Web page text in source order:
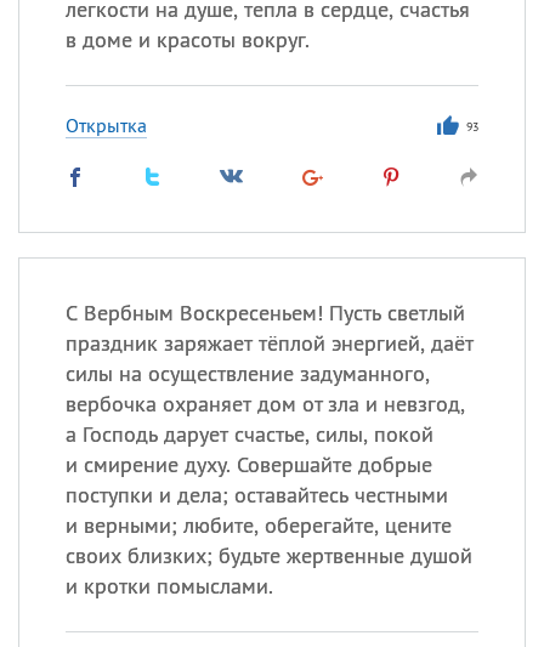
легкости на душе, тепла в сердце, счастья
в доме и красоты вокруг.
Открытка 93
С Вербным Воскресеньем! Пусть светлый
праздник заряжает тёплой энергией, даёт
силы на осуществление задуманного,
вербочка охраняет дом от зла и невзгод,
а Господь дарует счастье, силы, покой
и смирение духу. Совершайте добрые
поступки и дела; оставайтесь честными
и верными; любите, оберегайте, цените
своих близких; будьте жертвенные душой
и кротки помыслами.